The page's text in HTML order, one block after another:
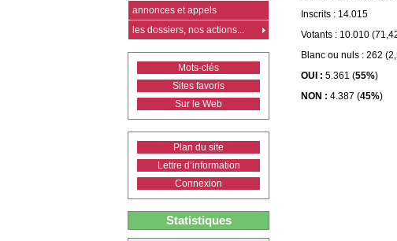
Inscrits : 14.015
Votants : 10.010
Blanc ou nuls : 262
OUI : 5.361 (55%)
NON : 4.387 (45%)
annonces et appels
les dossiers, nos actions...
Mots-clés
Sites favoris
Sur le Web
Plan du site
Lettre d’information
Connexion
Statistiques